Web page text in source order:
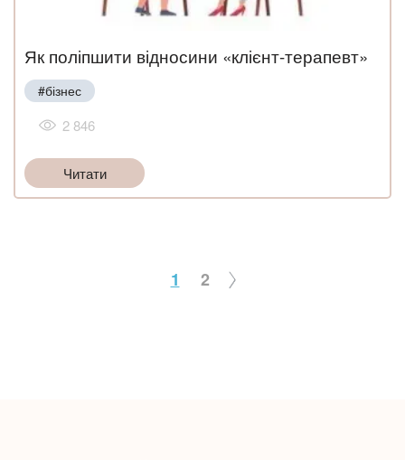
Як поліпшити відносини «клієнт-терапевт»
#бізнес
2 846
Читати
1 2